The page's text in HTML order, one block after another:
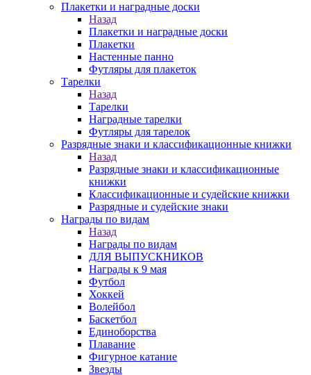
Плакетки и наградные доски
Назад
Плакетки и наградные доски
Плакетки
Настенные панно
Футляры для плакеток
Тарелки
Назад
Тарелки
Наградные тарелки
Футляры для тарелок
Разрядные знаки и классификационные книжки
Назад
Разрядные знаки и классификационные
книжки
Классификационные и судейские книжки
Разрядные и судейские знаки
Награды по видам
Назад
Награды по видам
ДЛЯ ВЫПУСКНИКОВ
Награды к 9 мая
Футбол
Хоккей
Волейбол
Баскетбол
Единоборства
Плавание
Фигурное катание
Звезды